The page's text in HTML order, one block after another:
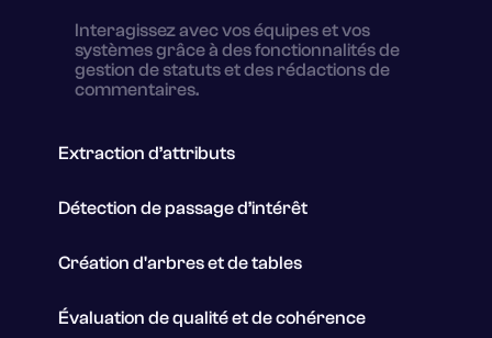
Interagissez avec vos équipes et vos
systèmes grâce à des fonctionnalités de
gestion de statuts et des rédactions de
commentaires.
Extraction d’attributs
Détection de passage d’intérêt
Création d'arbres et de tables
Évaluation de qualité et de cohérence